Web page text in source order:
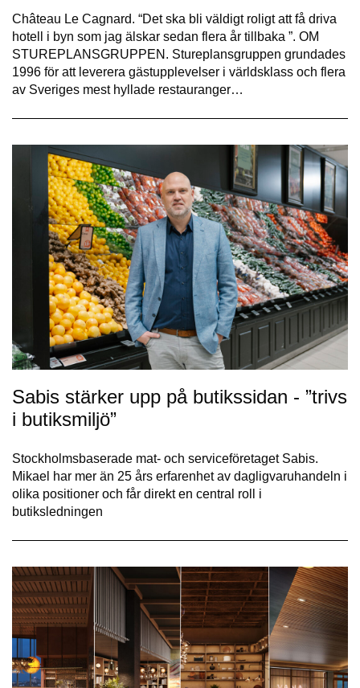
Château Le Cagnard. “Det ska bli väldigt roligt att få driva
hotell i byn som jag älskar sedan flera år tillbaka ”. OM
STUREPLANSGRUPPEN. Stureplansgruppen grundades
1996 för att leverera gästupplevelser i världsklass och flera
av Sveriges mest hyllade restauranger…
Sabis stärker upp på butikssidan - ”trivs
i butiksmiljö”
Stockholmsbaserade mat- och serviceföretaget Sabis.
Mikael har mer än 25 års erfarenhet av dagligvaruhandeln i
olika positioner och får direkt en central roll i
butiksledningen